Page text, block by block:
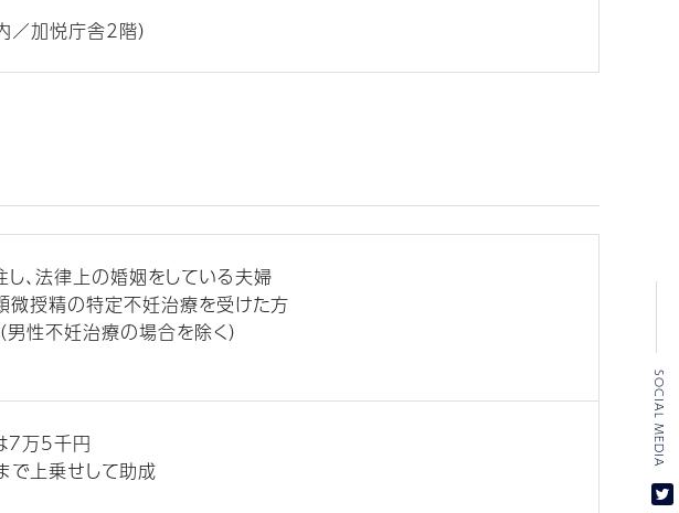
／加悦庁舎2階）
、法律上の婚姻をしている夫婦
微授精の特定不妊治療を受けた方
性不妊治療の場合を除く）
7万5千円
で上乗せして助成
SOCIAL MEDIA